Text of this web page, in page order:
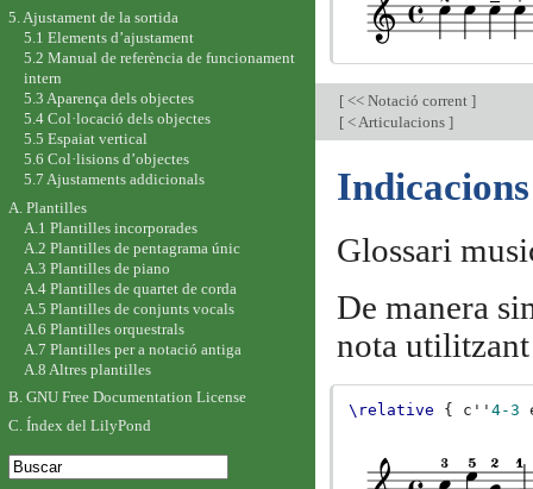
[<< Notació corrent ]
[< Articulacions ]
Glossari
De manera
nota
\relative { c''4-3
5. Ajustament de la sortida
5.1 Elements d’ajustament
5.2 Manual de referència de funcionament
intern
5.3 Aparença dels objectes
5.4 Col·locació dels objectes
5.5 Espaiat vertical
5.6 Col·lisions d’objectes
5.7 Ajustaments addicionals
A. Plantilles
A.1 Plantilles incorporades
A.2 Plantilles de pentagrama únic
A.3 Plantilles de piano
A.4 Plantilles de quartet de corda
A.5 Plantilles de conjunts vocals
A.6 Plantilles orquestrals
A.7 Plantilles per a notació antiga
A.8 Altres plantilles
B. GNU Free Documentation License
C. Índex del LilyPond